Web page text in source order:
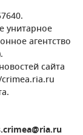
унитарное
агентство
сайта